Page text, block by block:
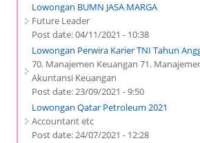
Lowongan BUMN JASA MARGA
Future Leader
Post date:04/11/2021 - 10:38
Lowongan Perwira Karier TNI Tahun
70. Manajemen Keuangan 71.
Akuntansi Keuangan
Post date:23/09/2021 - 9:50
Lowongan Qatar Petroleum 2021
Accountant etc
Post date:24/07/2021 - 12:28